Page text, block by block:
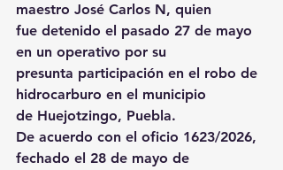
maestro José Carlos N, quien
fue detenido el pasado 27 de mayo
en un operativo por su
presunta participación en el robo de
hidrocarburo en el municipio
de Huejotzingo, Puebla.
De acuerdo con el oficio 1623/2026,
fechado el 28 de mayo de